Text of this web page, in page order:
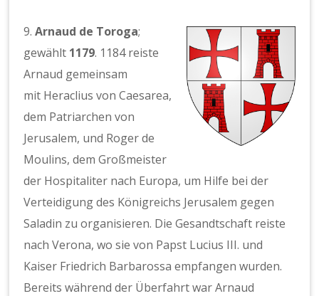
9.Arnaud de Toroga;
gewählt 1179. 1184 reiste
Arnaud gemeinsam
mit Heraclius von Caesarea,
dem Patriarchen von
Jerusalem, und Roger de
Moulins, dem Großmeister
der Hospitaliter nach Europa, um Hilfe bei der
Verteidigung des Königreichs Jerusalem gegen
Saladin zu organisieren. Die Gesandtschaft reiste
nach Verona, wo sie von Papst Lucius III. und
Kaiser Friedrich Barbarossa empfangen wurden.
Bereits während der Überfahrt war Arnaud